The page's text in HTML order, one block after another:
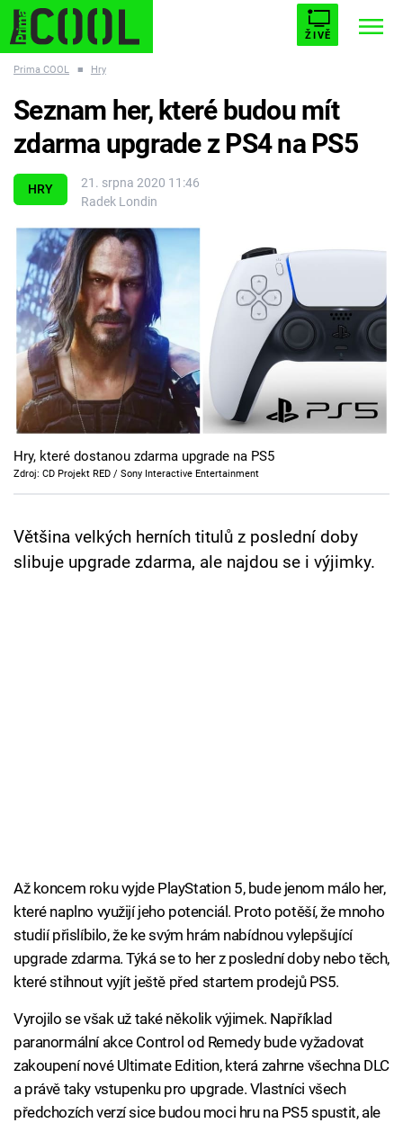
ŽIVĚ
ESCAPE PLNEJ KOTEL AVENGERS 5
Témata
Filmy
Seriály
Hry
Cool Esport
Pořady
Sledujte prima+
Prima COOL ■ Hry
HRY
21. srpna 2020 11:46
Radek Londin
Seznam her, které budou mít
zdarma upgrade z PS4 na PS5
Hry, které dostanou zdarma upgrade na PS5
Zdroj: CD Projekt RED / Sony Interactive Entertainment
Většina velkých herních titulů z poslední doby
slibuje upgrade zdarma, ale najdou se i výjimky.
Až koncem roku vyjde PlayStation 5, bude jenom málo her,
které naplno využijí jeho potenciál. Proto potěší, že mnoho
studií přislíbilo, že ke svým hrám nabídnou vylepšující
upgrade zdarma. Týká se to her z poslední doby nebo těch,
které stihnout vyjít ještě před startem prodejů PS5.
Vyrojilo se však už také několik výjimek. Například
paranormální akce Control od Remedy bude vyžadovat
zakoupení nové Ultimate Edition, která zahrne všechna DLC
a právě taky vstupenku pro upgrade. Vlastníci všech
předchozích verzí sice budou moci hru na PS5 spustit, ale